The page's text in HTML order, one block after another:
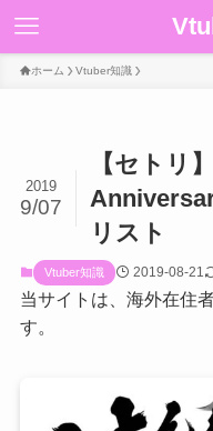
ホーム Vtuber知識
【セトリ
リスト
2019
9/07
Vtuber知識 2019-08-21
当サイトは、海外在住
す。